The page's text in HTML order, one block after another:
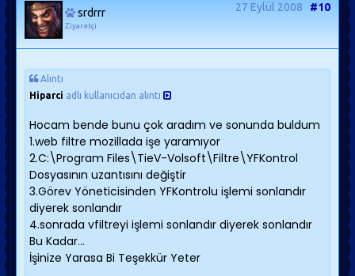
srdrrr
Ziyaretçi
27 Eylül 2008 #10
Alıntı
Hiparci adlı kullanıcıdan alıntı
Hocam bende bunu çok aradım ve sonunda buldum
1.web filtre mozillada işe yaramıyor
2.C:\Program Files\TieV-Volsoft\Filtre\YFKontrol
Dosyasının uzantısını değiştir
3.Görev Yöneticisinden YFKontrolu işlemi sonlandır
diyerek sonlandır
4.sonrada vfiltreyi işlemi sonlandır diyerek sonlandır
Bu Kadar...
İşinize Yarasa Bi Teşekkür Yeter